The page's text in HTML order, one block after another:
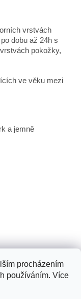
procházením
používáním. Více
vrstvách
dobu až 24h s
pokožky,
ve věku mezi
a jemně